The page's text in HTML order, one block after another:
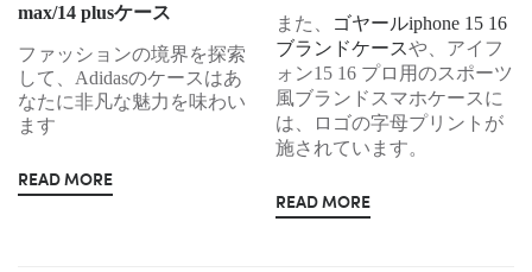
max/14 plusケース
ファッションの境界を探索
して、Adidasのケースはあ
なたに非凡な魅力を味わい
ます
READ MORE
また、
ゴヤールiphone 15 16
ブランドケースや、アイフ
ォン15 16 プロ用のスポーツ
風ブランドスマホケースに
は、ロゴの字母プリントが
施されています。
READ MORE